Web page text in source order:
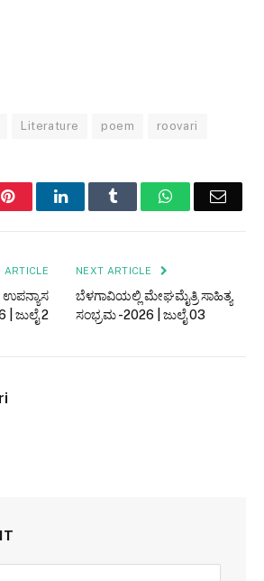
Literature poem roovari
PinterestLinkedInTumblr WhatsAppEmail
ARTICLE
ಜುಲೈ 2
NEXT ARTICLE
ಬೆಳಗಾವಿಯಲ್ಲಿ ಮೇಘಮೈತ್ರಿ ಸಾಹಿತ್ಯ
ಸಂಭ್ರಮ -2026 | ಜುಲೈ 03